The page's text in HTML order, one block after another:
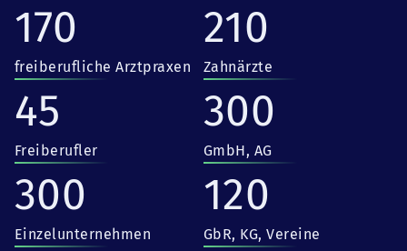
170
freiberufliche Arztpraxen
210
Zahnärzte
45
Freiberufler
300
GmbH, AG
300
Einzelunternehmen
120
GbR, KG, Vereine